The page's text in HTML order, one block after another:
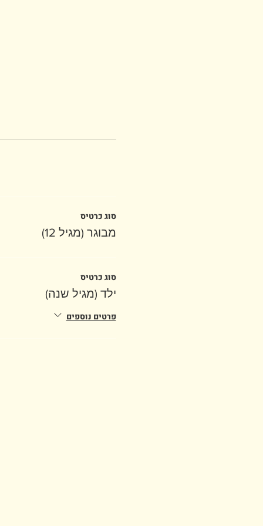
סוג כרטיס
מבוגר (מגיל 12)
סוג כרטיס
ילד (מגיל שנה)
פרטים נוספים